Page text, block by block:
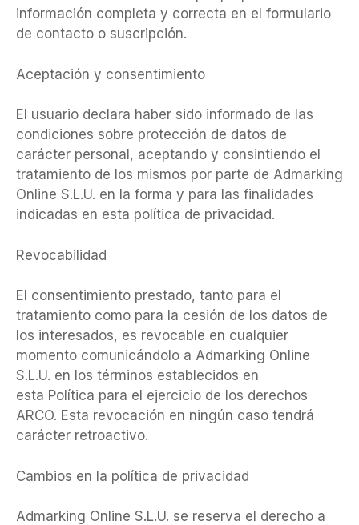
información completa y correcta en el formulario
de contacto o suscripción.
Aceptación y consentimiento
El usuario declara haber sido informado de las
condiciones sobre protección de datos de
carácter personal, aceptando y consintiendo el
tratamiento de los mismos por parte de Admarking
Online S.L.U. en la forma y para las finalidades
indicadas en esta política de privacidad.
Revocabilidad
El consentimiento prestado, tanto para el
tratamiento como para la cesión de los datos de
los interesados, es revocable en cualquier
momento comunicándolo a Admarking Online
S.L.U. en los términos establecidos en
esta Política para el ejercicio de los derechos
ARCO. Esta revocación en ningún caso tendrá
carácter retroactivo.
Cambios en la política de privacidad
Admarking Online S.L.U. se reserva el derecho a